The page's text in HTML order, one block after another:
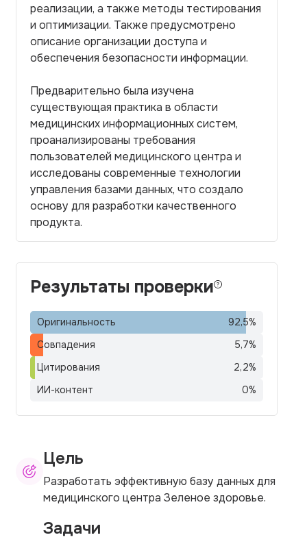
реализации, а также методы тестирования
и оптимизации. Также предусмотрено
описание организации доступа и
обеспечения безопасности информации.
Предварительно была изучена
существующая практика в области
медицинских информационных систем,
проанализированы требования
пользователей медицинского центра и
исследованы современные технологии
управления базами данных, что создало
основу для разработки качественного
продукта.
Результаты проверки
Оригинальность 92,5%
Совпадения
5,7%
Цитирования
2,2%
ИИ-контент
0%
Цель
Разработать эффективную базу данных для
медицинского центра Зеленое здоровье.
Задачи